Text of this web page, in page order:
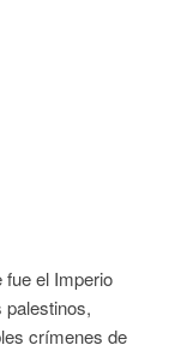
fue el Imperio
palestinos,
crímenes de